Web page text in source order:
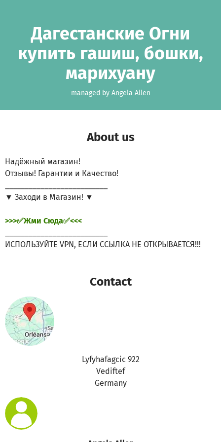
Дагестанские Огни
купить гашиш, бошки,
марихуану
managed by Angela Allen
About us
Надёжный магазин!
Отзывы! Гарантии и Качество!
▼ Заходи в Магазин! ▼
>>>✅Жми Сюда✅<<<
ИСПОЛЬЗУЙТЕ VPN, ЕСЛИ ССЫЛКА НЕ ОТКРЫВАЕТСЯ!!!
Contact
Lyfyhafagcic 922
Vediftef
Germany